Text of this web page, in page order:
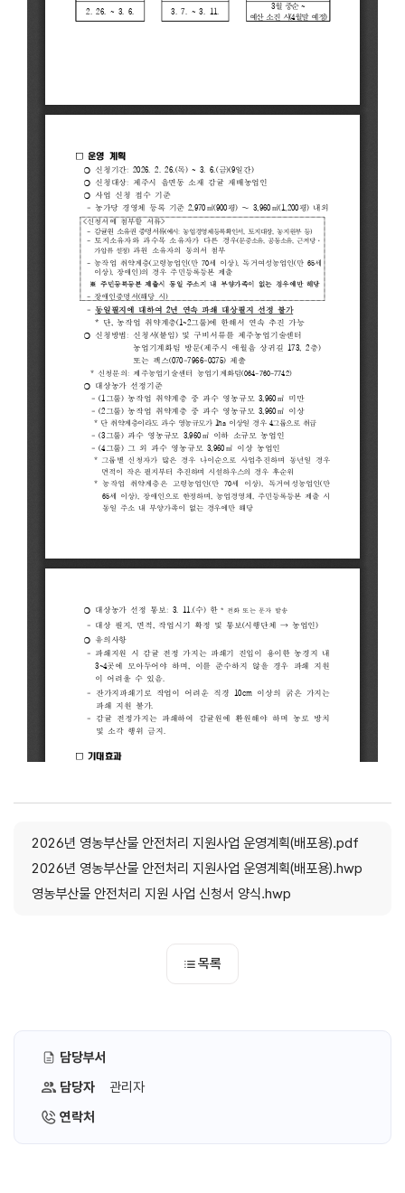
2026년 영농부산물 안전처리 지원사업 운영계획(배포용).pdf
2026년 영농부산물 안전처리 지원사업 운영계획(배포용).hwp
영농부산물 안전처리 지원 사업 신청서 양식.hwp
목록
담당부서
담당자
관리자
연락처